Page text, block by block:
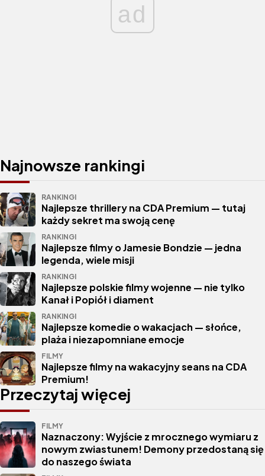
ad
Najnowsze rankingi
RANKINGI
Najlepsze thrillery na CDA Premium — tutaj
każdy sekret ma swoją cenę
RANKINGI
Najlepsze filmy o Jamesie Bondzie — jedna
legenda, wiele misji
RANKINGI
Najlepsze polskie filmy wojenne — nie tylko
Kanał i Popiół i diament
RANKINGI
Najlepsze komedie o wakacjach — słońce,
plaża i niezapomniane emocje
FILMY
Najlepsze filmy na wakacyjny seans na CDA
Premium!
Przeczytaj więcej
FILMY
Naznaczony: Wyjście z mrocznego wymiaru z
nowym zwiastunem! Demony przedostaną się
do naszego świata